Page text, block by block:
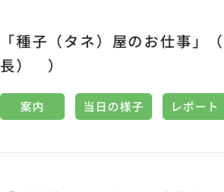
「種子（タネ）屋のお仕事」
長） ）
案内 当日の様子 レポート